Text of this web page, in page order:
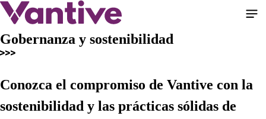
Pasar
contenido
principal
Gobernanza y sostenibilidad
Conozca el compromiso de Vantive con la
sostenibilidad y las prácticas sólidas de